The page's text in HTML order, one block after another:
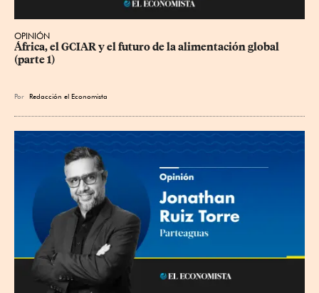
OPINIÓN
África, el GCIAR y el futuro de la alimentación global
(parte 1)
Por Redacción el Economista